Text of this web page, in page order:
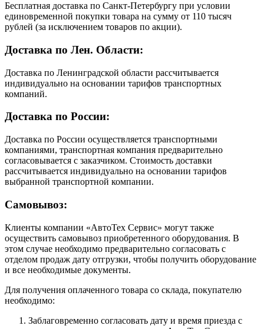
Бесплатная доставка по Санкт-Петербургу при условии
единовременной покупки товара на сумму от 110 тысяч
рублей (за исключением товаров по акции).
Доставка по Лен. Области:
Доставка по Ленинградской области рассчитывается
индивидуально на основании тарифов транспортных
компаний.
Доставка по России:
Доставка по России осуществляется транспортными
компаниями, транспортная компания предварительно
согласовывается с заказчиком. Стоимость доставки
рассчитывается индивидуально на основании тарифов
выбранной транспортной компании.
Самовывоз:
Клиенты компании «АвтоТех Сервис» могут также
осуществить самовывоз приобретенного оборудования. В
этом случае необходимо предварительно согласовать с
отделом продаж дату отгрузки, чтобы получить оборудование
и все необходимые документы.
Для получения оплаченного товара со склада, покупателю
необходимо:
Заблаговременно согласовать дату и время приезда с